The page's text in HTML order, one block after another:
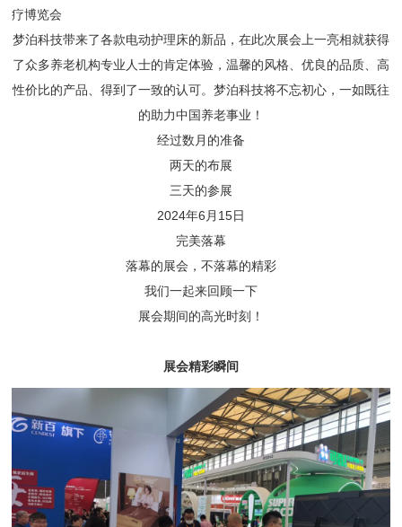
疗博览会
梦泊科技带来了各款电动护理床的新品，在此次展会上一亮相就获得
了众多养老机构专业人士的肯定体验，温馨的风格、优良的品质、高
性价比的产品、得到了一致的认可。梦泊科技将不忘初心，一如既往
的助力中国养老事业！
经过数月的准备
两天的布展
三天的参展
2024年6月15日
完美落幕
落幕的展会，不落幕的精彩
我们一起来回顾一下
展会期间的高光时刻！
展会精彩瞬间